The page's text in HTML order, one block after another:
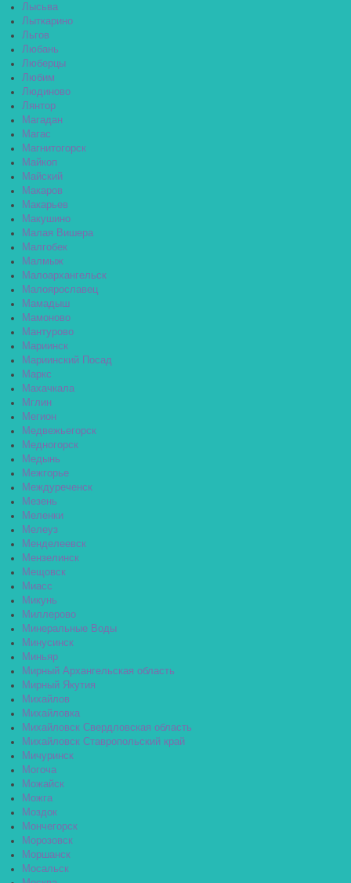
Лысьва
Лыткарино
Льгов
Любань
Люберцы
Любим
Людиново
Лянтор
Магадан
Магас
Магнитогорск
Майкоп
Майский
Макаров
Макарьев
Макушино
Малая Вишера
Малгобек
Малмыж
Малоархангельск
Малоярославец
Мамадыш
Мамоново
Мантурово
Мариинск
Мариинский Посад
Маркс
Махачкала
Мглин
Мегион
Медвежьегорск
Медногорск
Медынь
Межгорье
Междуреченск
Мезень
Меленки
Мелеуз
Менделеевск
Мензелинск
Мещовск
Миасс
Микунь
Миллерово
Минеральные Воды
Минусинск
Миньяр
Мирный Архангельская область
Мирный Якутия
Михайлов
Михайловка
Михайловск Свердловская область
Михайловск Ставропольский край
Мичуринск
Могоча
Можайск
Можга
Моздок
Мончегорск
Морозовск
Моршанск
Мосальск